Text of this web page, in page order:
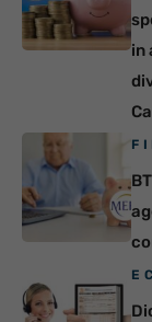
in